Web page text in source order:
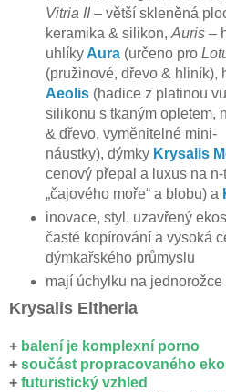
Vitria II– větší skleněná
keramika & silikon, Auris–
uhlíky Aura(určeno pro
(pružinové, dřevo & hliník),
Aeolis (hadice z platinou
silikonu s tkaným opletem,
& dřevo, vyměnitelné mini-
náustky), dýmky Krysalis
cenový přepal a luxus na
„čajového moře“ a blobu) a
inovace, styl, uzavřený
časté kopírování a vysoká
dýmkařského průmyslu
mají úchylku na jednorožce
Krysalis Eltheria
+ balení je komplexní porno
+ součást propracovaného
+ futuristický vzhled